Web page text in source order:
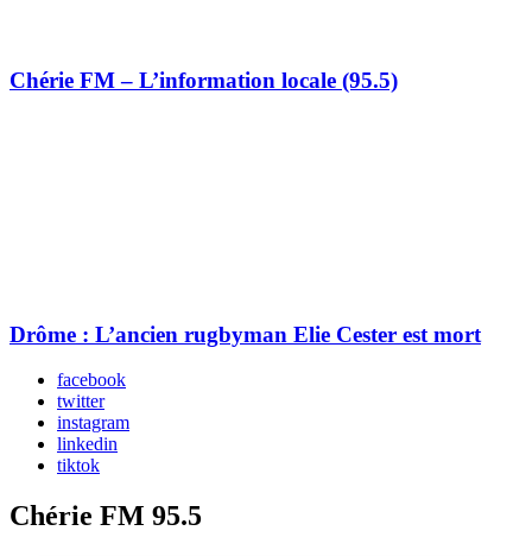
Chérie FM – L’information locale (95.5)
Drôme : L’ancien rugbyman Elie Cester est mort
facebook
twitter
instagram
linkedin
tiktok
Chérie FM 95.5